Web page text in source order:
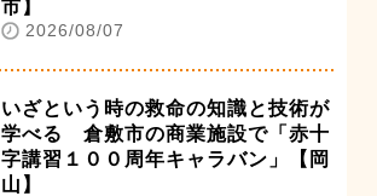
市】
2026/08/07
いざという時の救命の知識と技術が
学べる 倉敷市の商業施設で「赤十
字講習１００周年キャラバン」【岡
山】